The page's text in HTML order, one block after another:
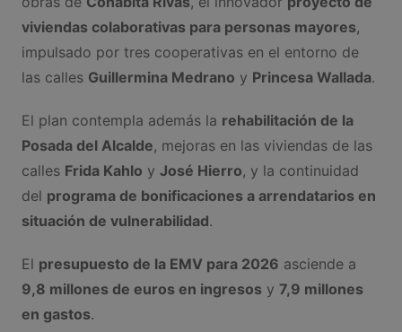
viviendas colaborativas para personas mayores,
impulsado por tres cooperativas en el entorno de
las calles Guillermina Medrano y Princesa Wallada.
El plan contempla además la rehabilitación de la
Posada del Alcalde, mejoras en las viviendas de las
calles Frida Kahlo y José Hierro, y la continuidad
del programa de bonificaciones a arrendatarios en
situación de vulnerabilidad.
El presupuesto de la EMV para 2026 asciende a
9,8 millones de euros en ingresosy 7,9 millones
en gastos.